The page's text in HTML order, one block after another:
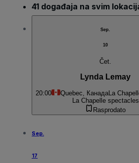
41 događaja na svim
Sep.
10
Čet.
Lynda Lemay
20:00 Quebec, Канада La
La Chapelle spectacles
Rasprodato
Sep.
17